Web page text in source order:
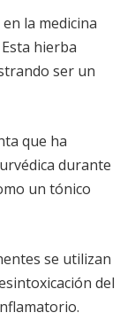
la medicina
hierba
ser un
que ha
durante
un tónico
se utilizan
del